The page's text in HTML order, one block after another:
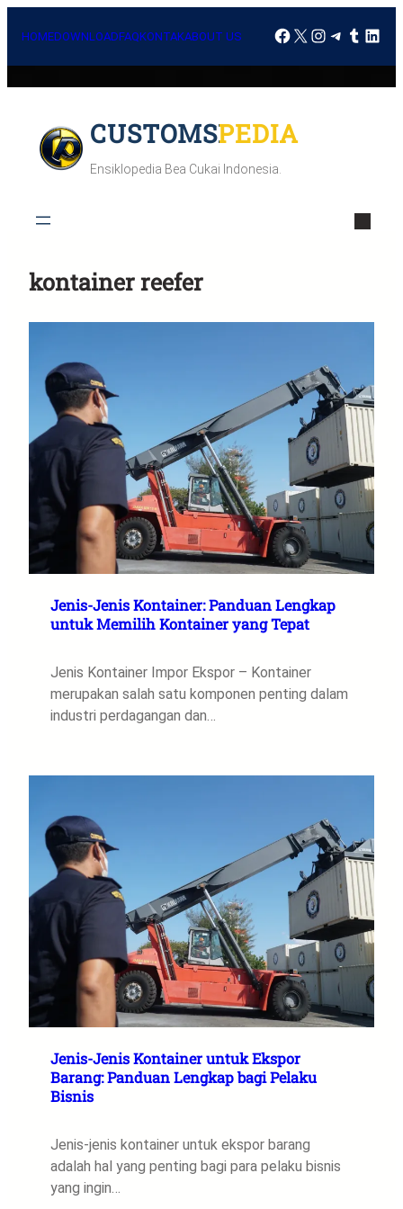
HOMEDOWNLOADFAQKONTAKABOUT US
CUSTOMSPEDIA
Ensiklopedia Bea Cukai Indonesia.
kontainer reefer
Jenis-Jenis Kontainer: Panduan Lengkap
untuk Memilih Kontainer yang Tepat
Jenis Kontainer Impor Ekspor – Kontainer
merupakan salah satu komponen penting dalam
industri perdagangan dan…
Jenis-Jenis Kontainer untuk Ekspor
Barang: Panduan Lengkap bagi Pelaku
Bisnis
Jenis-jenis kontainer untuk ekspor barang
adalah hal yang penting bagi para pelaku bisnis
yang ingin…